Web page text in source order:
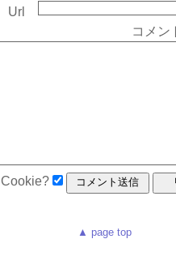
Url
コメン
Cookie?
▲ page top